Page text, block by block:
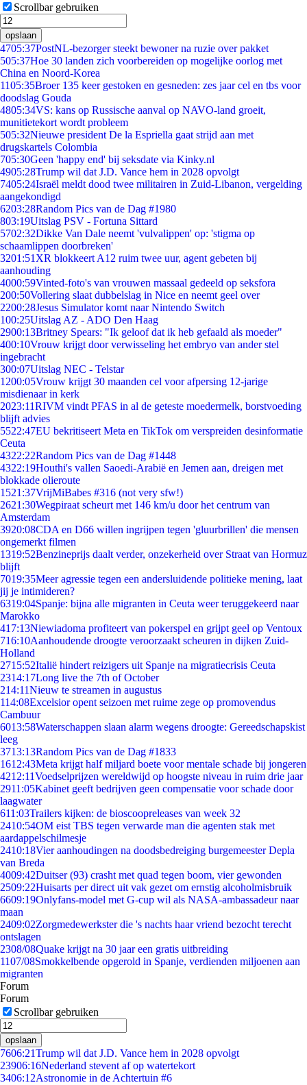
Scrollbar gebruiken
opslaan
4705:37PostNL-bezorger steekt bewoner na ruzie over pakket
505:37Hoe 30 landen zich voorbereiden op mogelijke oorlog met
China en Noord-Korea
1105:35Broer 135 keer gestoken en gesneden: zes jaar cel en tbs voor
doodslag Gouda
4805:34VS: kans op Russische aanval op NAVO-land groeit,
munitietekort wordt probleem
505:32Nieuwe president De la Espriella gaat strijd aan met
drugskartels Colombia
705:30Geen 'happy end' bij seksdate via Kinky.nl
4905:28Trump wil dat J.D. Vance hem in 2028 opvolgt
7405:24Israël meldt dood twee militairen in Zuid-Libanon, vergelding
aangekondigd
6203:28Random Pics van de Dag #1980
803:19Uitslag PSV - Fortuna Sittard
5702:32Dikke Van Dale neemt 'vulvalippen' op: 'stigma op
schaamlippen doorbreken'
3201:51 XR blokkeert A12 ruim twee uur, agent gebeten bij
aanhouding
4000:59Vinted-foto's van vrouwen massaal gedeeld op seksfora
200:50Vollering slaat dubbelslag in Nice en neemt geel over
2200:28Jesus Simulator komt naar Nintendo Switch
100:25Uitslag AZ - ADO Den Haag
2900:13Britney Spears: "Ik geloof dat ik heb gefaald als moeder"
400:10Vrouw krijgt door verwisseling het embryo van ander stel
ingebracht
300:07Uitslag NEC - Telstar
1200:05Vrouw krijgt 30 maanden cel voor afpersing 12-jarige
misdienaar in kerk
2023:11RIVM vindt PFAS in al de geteste moedermelk, borstvoeding
blijft advies
5522:47EU bekritiseert Meta en TikTok om verspreiden desinformatie
Ceuta
4322:22Random Pics van de Dag #1448
4322:19Houthi's vallen Saoedi-Arabië en Jemen aan, dreigen met
blokkade olieroute
1521:37VrijMiBabes #316 (not very sfw!)
2621:30Wegpiraat scheurt met 146 km/u door het centrum van
Amsterdam
3920:08CDA en D66 willen ingrijpen tegen 'gluurbrillen' die mensen
ongemerkt filmen
1319:52Benzineprijs daalt verder, onzekerheid over Straat van Hormuz
blijft
7019:35Meer agressie tegen een andersluidende politieke mening, laat
jij je intimideren?
6319:04Spanje: bijna alle migranten in Ceuta weer teruggekeerd naar
Marokko
417:13Niewiadoma profiteert van pokerspel en grijpt geel op Ventoux
716:10Aanhoudende droogte veroorzaakt scheuren in dijken Zuid-
Holland
2715:52Italië hindert reizigers uit Spanje na migratiecrisis Ceuta
2314:17Long live the 7th of October
214:11Nieuw te streamen in augustus
114:08Excelsior opent seizoen met ruime zege op promovendus
Cambuur
6013:58Waterschappen slaan alarm wegens droogte: Gereedschapskist
leeg
3713:13Random Pics van de Dag #1833
1612:43Meta krijgt half miljard boete voor mentale schade bij jongeren
4212:11Voedselprijzen wereldwijd op hoogste niveau in ruim drie jaar
2911:05Kabinet geeft bedrijven geen compensatie voor schade door
laagwater
611:03Trailers kijken: de bioscoopreleases van week 32
2410:54OM eist TBS tegen verwarde man die agenten stak met
aardappelschilmesje
2410:18Vier aanhoudingen na doodsbedreiging burgemeester Depla
van Breda
4009:42Duitser (93) crasht met quad tegen boom, vier gewonden
2509:22Huisarts per direct uit vak gezet om ernstig alcoholmisbruik
6609:19Onlyfans-model met G-cup wil als NASA-ambassadeur naar
maan
2409:02Zorgmedewerkster die 's nachts haar vriend bezocht terecht
ontslagen
2308/08Quake krijgt na 30 jaar een gratis uitbreiding
1107/08Smokkelbende opgerold in Spanje, verdienden miljoenen aan
migranten
Forum
Forum
Scrollbar gebruiken
opslaan
7606:21Trump wil dat J.D. Vance hem in 2028 opvolgt
23906:16Nederland stevent af op watertekort
3406:12Astronomie in de Achtertuin #6